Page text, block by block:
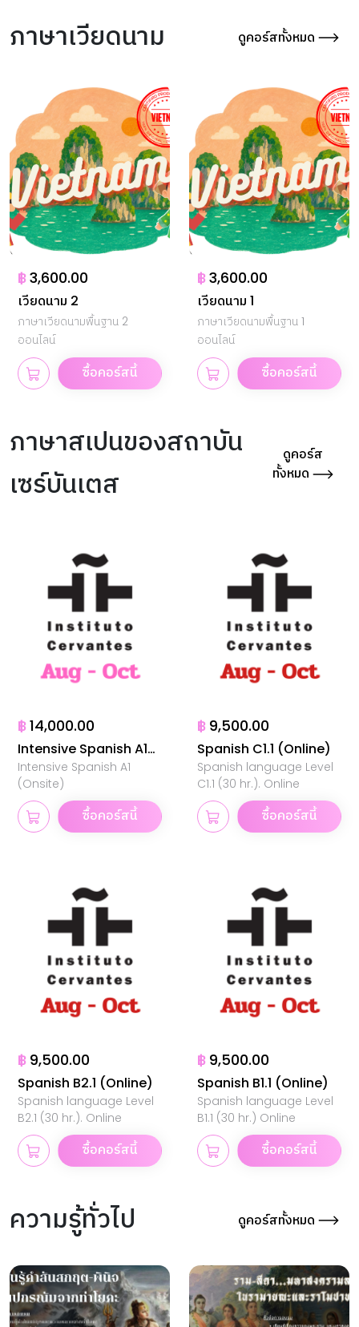
ภาษาเวียดนาม ดูคอร์สทั้งหมด
฿3,600.00
เวียดนาม 2
ภาษาเวียดนามพื้นฐาน 2
ออนไลน์
ซื้อคอร์สนี้
฿3,600.00
เวียดนาม 1
ภาษาเวียดนามพื้นฐาน 1
ออนไลน์
ซื้อคอร์สนี้
ภาษาสเปนของสถาบัน
เซร์บันเตส
ดูคอร์ส
ทั้งหมด
฿14,000.00
Intensive Spanish A1
(Onsite)
Intensive Spanish A1
(Onsite)
ซื้อคอร์สนี้
฿ 9,500.00
Spanish C1.1 (Online)
Spanish language Level
C1.1 (30 hr.). Online
ซื้อคอร์สนี้
฿ 9,500.00
Spanish B2.1 (Online)
Spanish language Level
B2.1 (30 hr.). Online
ซื้อคอร์สนี้
฿ 9,500.00
Spanish B1.1 (Online)
Spanish language Level
B1.1 (30 hr.) Online
ซื้อคอร์สนี้
ความรู้ทั่วไป ดูคอร์สทั้งหมด